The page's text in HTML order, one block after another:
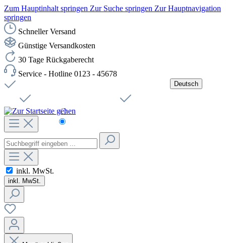
Zum Hauptinhalt springen Zur Suche springen Zur Hauptnavigation
springen
Schneller Versand
Günstige Versandkosten
30 Tage Rückgaberecht
Service - Hotline 0123 - 45678
Deutsch
Čeština
inkl. MwSt.
inkl. MwSt.